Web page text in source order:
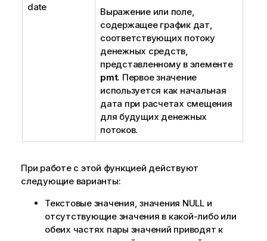
date
Выражение или поле,
содержащее график дат,
соответствующих потоку
денежных средств,
представленному в элементе
pmt. Первое значение
используется как начальная
дата при расчетах смещения
для будущих денежных
потоков.
При работе с этой функцией действуют
следующие варианты:
Текстовые значения, значения NULLи
отсутствующие значения в какой-либо или
обеих частях пары значений приводят к